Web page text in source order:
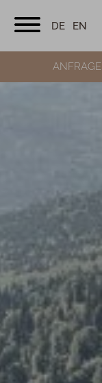
DE EN
ANFRAGE